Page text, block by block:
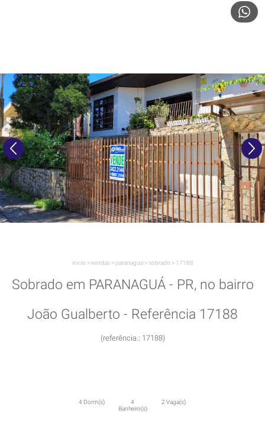
início >vendas> paranaguá> sobrado > 17188
Sobrado em PARANAGUÁ - PR, no bairro
João Gualberto - Referência 17188
(referência.: 17188)
4 Dorm(s)
4
Banheiro(s)
2 Vaga(s)